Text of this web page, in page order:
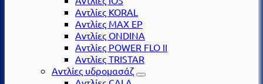
Αντλίες KORAL
Αντλίες MAX EP
Αντλίες ONDINA
Αντλίες POWER FLO II
Αντλίες TRISTAR
Αντλίες υδρομασάζ